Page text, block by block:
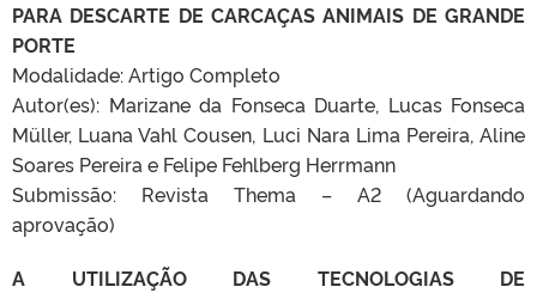
PARA DESCARTE DE CARCAÇAS ANIMAIS DE GRANDE
PORTE
Modalidade: Artigo Completo
Autor(es): Marizane da Fonseca Duarte, Lucas Fonseca
Müller, Luana Vahl Cousen, Luci Nara Lima Pereira, Aline
Soares Pereira e Felipe Fehlberg Herrmann
Submissão: Revista Thema – A2 (Aguardando
aprovação)
A UTILIZAÇÃO DAS TECNOLOGIAS DE